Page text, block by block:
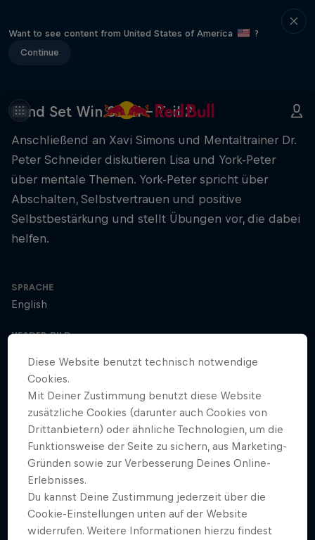
Want to see content from United States of America
?
Continue
Mind Set Win S3 E1 - Teil 2
Anschließend an Xavi Simons und Mentaltrainer Dr.
Peter Schneider diskutieren Lisa und York-Peter
über mentale Themen. York-Peter spricht über
Abschalten, Selbstvertrauen und positive
Selbstbestärkung und stellt Übungen vor, die dabei
helfen.
SPRACHE
English
HEADER-BILD
COVER ARTWORK
Mind Set Win
UNCUT STAFFEL 1 STAFFEL 2 STAFFEL 3
Fußballer Xavi Simons über mentale Taktiken
Staffel 3 Episode 1
41 Min · 23.04.2024
Diese Website benutzt technisch notwendige
Cookies.
Mit Deiner Zustimmung benutzt diese Website
zusätzliche Cookies (darunter auch Cookies von
Drittanbietern) oder ähnliche Technologien, um die
Funktionsweise der Seite zu sichern, aus Marketing-
Gründen sowie zur Verbesserung Deines Online-
Erlebnisses.
Du kannst Deine Zustimmung jederzeit über die
Cookie-Einstellungen unten auf der Website
widerrufen. Weitere Informationen hierzu findest